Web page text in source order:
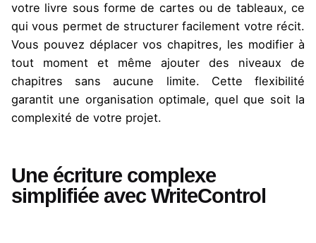
votre livre sous forme de cartes ou de tableaux, ce
qui vous permet de structurer facilement votre récit.
Vous pouvez déplacer vos chapitres, les modifier à
tout moment et même ajouter des niveaux de
chapitres sans aucune limite. Cette flexibilité
garantit une organisation optimale, quel que soit la
complexité de votre projet.
Une écriture complexe
simplifiée avec WriteControl